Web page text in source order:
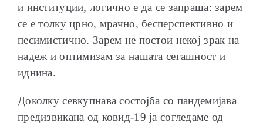
и институции, логично е да се запраша: зарем
се е толку црно, мрачно, бесперспективно и
песимистично. Зарем не постои некој зрак на
надеж и оптимизам за нашата сегашност и
иднина.
Доколку севкупнава состојба со пандемијава
предизвикана од ковид-19 ја согледаме од